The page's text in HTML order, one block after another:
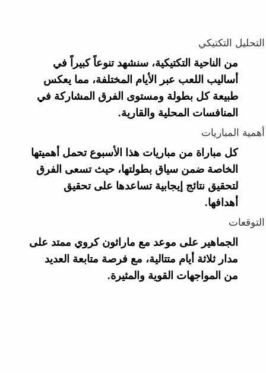
التحليل التكتيكي
من الناحية التكتيكية، سنشهد تنوعاً كبيراً في
أساليب اللعب عبر الأيام المختلفة، مما يعكس
طبيعة كل بطولة ومستوى الفرق المشاركة في
المنافسات المحلية والقارية.
أهمية المباريات
كل مباراة من مباريات هذا الأسبوع تحمل أهميتها
الخاصة ضمن سياق بطولتها، حيث تسعى الفرق
لتحقيق نتائج إيجابية تساعدها على تحقيق
أهدافها.
التوقعات
الجماهير على موعد مع ماراثون كروي ممتد على
مدار ثلاثة أيام متتالية، مع فرصة متابعة العديد
من المواجهات القوية والمثيرة.